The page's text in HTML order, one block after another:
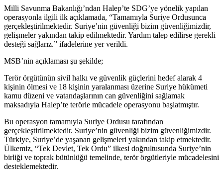
Milli Savunma Bakanlığı’ndan Halep’te SDG’ye yönelik yapılan
operasyonla ilgili ilk açıklamada, “Tamamıyla Suriye Ordusunca
gerçekleştirilmektedir. Suriye’nin güvenliği bizim güvenliğimizdir,
gelişmeler yakından takip edilmektedir. Yardım talep edilirse gerekli
desteği sağlarız.” ifadelerine yer verildi.
MSB’nin açıklaması şu şekilde;
Terör örgütünün sivil halkı ve güvenlik güçlerini hedef alarak 4
kişinin ölmesi ve 18 kişinin yaralanması üzerine Suriye hükümeti
kamu düzeni ve vatandaşlarının can güvenliğini sağlamak
maksadıyla Halep’te terörle mücadele operasyonu başlatmıştır.
Bu operasyon tamamıyla Suriye Ordusu tarafından
gerçekleştirilmektedir. Suriye’nin güvenliği bizim güvenliğimizdir.
Türkiye, Suriye’de yaşanan gelişmeleri yakından takip etmektedir.
Ülkemiz, “Tek Devlet, Tek Ordu” ilkesi doğrultusunda Suriye’nin
birliği ve toprak bütünlüğü temelinde, terör örgütleriyle mücadelesini
desteklemektedir.